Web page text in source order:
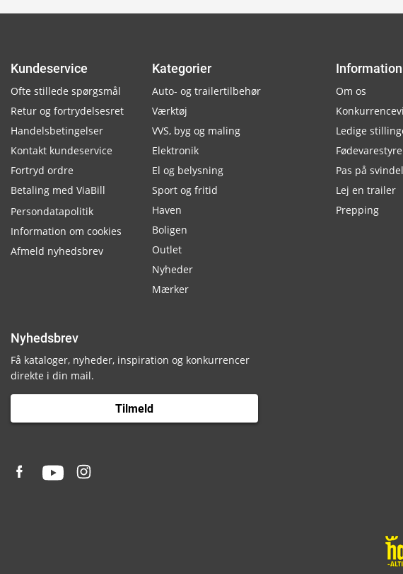
Kundeservice
Ofte stillede spørgsmål
Retur og fortrydelsesret
Handelsbetingelser
Kontakt kundeservice
Fortryd ordre
Betaling med ViaBill
Persondatapolitik
Information om cookies
Afmeld nyhedsbrev
Kategorier
Auto- og trailertilbehør
Værktøj
VVS, byg og maling
Elektronik
El og belysning
Sport og fritid
Haven
Boligen
Outlet
Nyheder
Mærker
Information
Om os
Ledige
Pas på svindel
Lej en trailer
Prepping
Nyhedsbrev
Få kataloger, nyheder, inspiration og konkurrencer
direkte i din mail.
Tilmeld